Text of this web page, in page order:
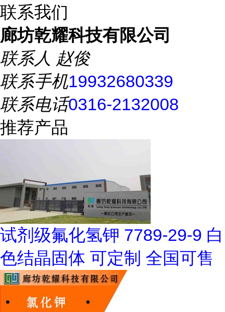
联系我们
廊坊乾耀科技有限公司
联系人 赵俊
联系手机19932680339
联系电话0316-2132008
推荐产品
试剂级氟化氢钾 7789-29-9 白
色结晶固体 可定制 全国可售